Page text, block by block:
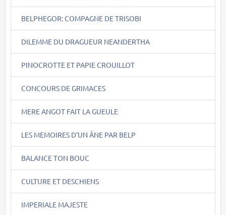
BELPHEGOR: COMPAGNE DE TRISOBI
DILEMME DU DRAGUEUR NEANDERTHA
PINOCROTTE ET PAPIE CROUILLOT
CONCOURS DE GRIMACES
MERE ANGOT FAIT LA GUEULE
LES MEMOIRES D'UN ÂNE PAR BELP
BALANCE TON BOUC
CULTURE ET DESCHIENS
IMPERIALE MAJESTE